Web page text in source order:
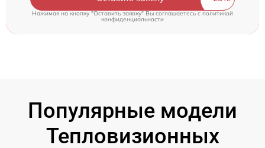
Нажимая на кнопку "Оставить заявку" Вы соглашаетесь cполитикой
конфиденциальности
Популярные модели
Тепловизионных